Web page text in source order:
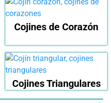
Cojines de Corazón
Cojines Triangulares